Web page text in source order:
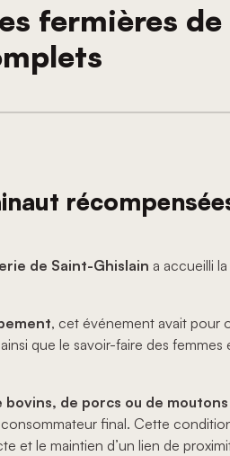
fermières
de Saint-Ghislain a accueilli
, cet événement avait pour
que le savoir-faire des
de porcs ou de
final. Cette
et le maintien d’un lien de